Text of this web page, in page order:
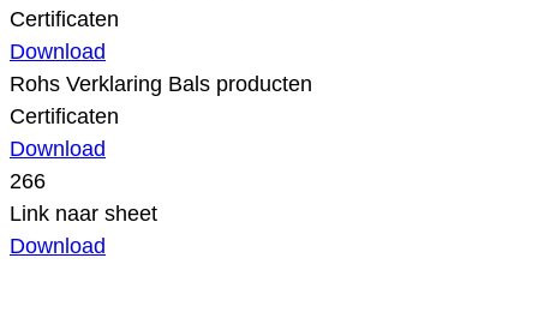
Certificaten
Download
Rohs Verklaring Bals producten
Certificaten
Download
266
Link naar sheet
Download